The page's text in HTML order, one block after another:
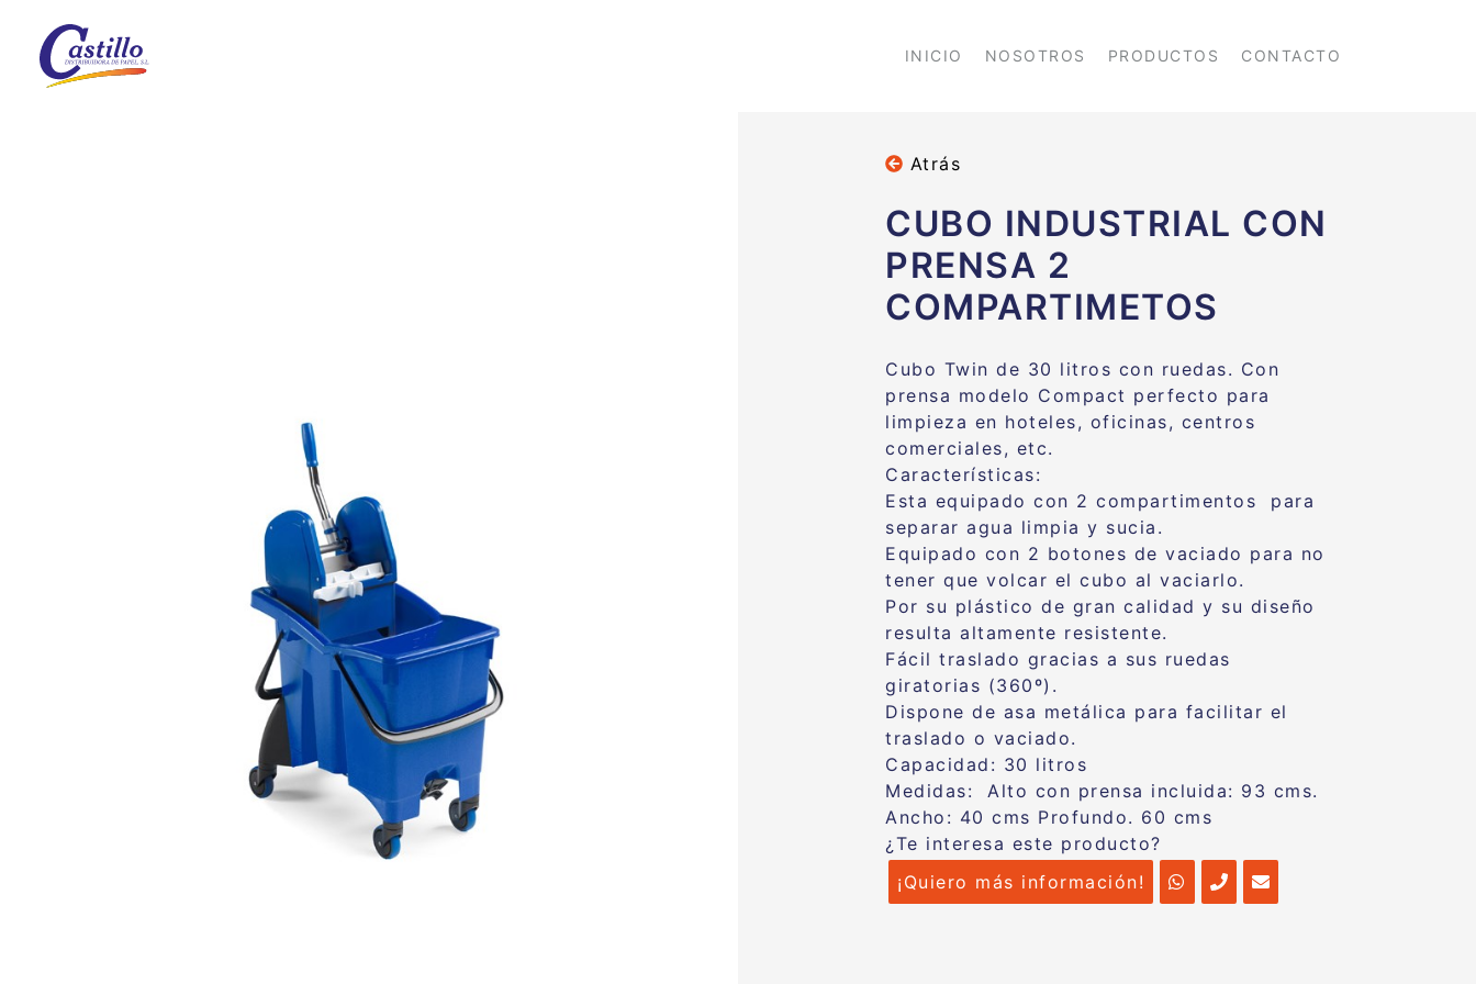
INICIO NOSOTROS PRODUCTOS CONTACTO
Atrás
CUBO INDUSTRIAL CON
PRENSA 2
COMPARTIMETOS
Cubo Twin de 30 litros con ruedas. Con
prensa modelo Compact perfecto para
limpieza en hoteles, oficinas, centros
comerciales, etc.
Características:
Esta equipado con 2 compartimentos para
separar agua limpia y sucia.
Equipado con 2 botones de vaciado para no
tener que volcar el cubo al vaciarlo.
Por su plástico de gran calidad y su diseño
resulta altamente resistente.
Fácil traslado gracias a sus ruedas
giratorias (360º).
Dispone de asa metálica para facilitar el
traslado o vaciado.
Capacidad: 30 litros
Medidas: Alto con prensa incluida: 93 cms.
Ancho: 40 cms Profundo. 60 cms
¿Te interesa este producto?
¡Quiero más información!